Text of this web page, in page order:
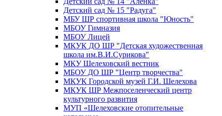
Детский сад № 15 "Радуга"
МБУ ШР спортивная школа "Юность"
МБОУ Гимназия
МБОУ Лицей
МКУК ДО ШР "Детская художественная
школа им.В.И.Сурикова"
МКУ Шелеховский вестник
МБОУ ДО ШР "Центр творчества"
МКУК Городской музей Г.И. Шелехова
МКУК ШР Межпоселенческий центр
культурного развития
МУП «Шелеховские отопительные